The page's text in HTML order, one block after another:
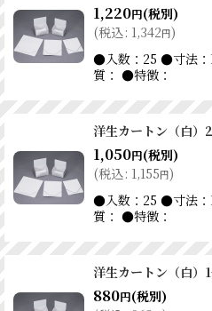
1,220円(税別)
(税込: 1,342円)
●入数：25 ●寸法
質： ●特徴：
洋生カートン（白
1,050円(税別)
(税込: 1,155円)
●入数：25 ●寸法
質： ●特徴：
洋生カートン（白
880円(税別)